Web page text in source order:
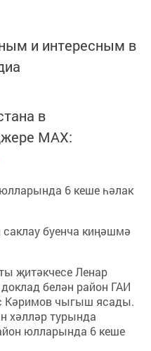
и интересным в
в
MАХ:
6 кеше һәлак
буенча киңәшмә
җитәкчесе Ленар
белән район ГАИ
Кәримов чыгыш ясады.
хәлләр турында
юлларында 6 кеше